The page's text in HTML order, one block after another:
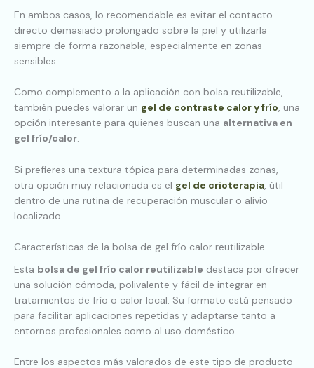
En ambos casos, lo recomendable es evitar el contacto
directo demasiado prolongado sobre la piel y utilizarla
siempre de forma razonable, especialmente en zonas
sensibles.
Como complemento a la aplicación con bolsa reutilizable,
también puedes valorar un gel de contraste calor y frío, una
opción interesante para quienes buscan una alternativa en
gel frío/calor.
Si prefieres una textura tópica para determinadas zonas,
otra opción muy relacionada es el gel de crioterapia , útil
dentro de una rutina de recuperación muscular o alivio
localizado.
Características de la bolsa de gel frío calor reutilizable
Esta bolsa de gel frío calor reutilizable destaca por ofrecer
una solución cómoda, polivalente y fácil de integrar en
tratamientos de frío o calor local. Su formato está pensado
para facilitar aplicaciones repetidas y adaptarse tanto a
entornos profesionales como al uso doméstico.
Entre los aspectos más valorados de este tipo de producto